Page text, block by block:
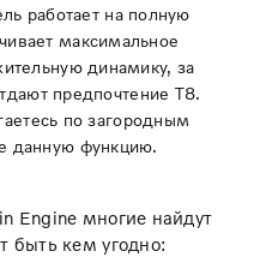
работает на полную
максимальное
динамику, за
предпочтение T8.
по загородным
данную функцию.
Engine многие найдут
быть кем угодно: